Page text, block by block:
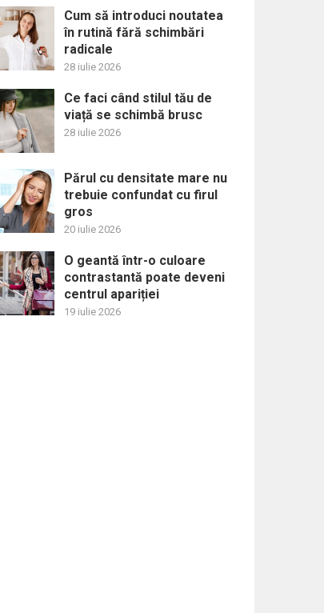
Cum să introduci noutatea
în rutină fără schimbări
radicale
28 iulie 2026
Ce faci când stilul tău de
viață se schimbă brusc
28 iulie 2026
Părul cu densitate mare nu
trebuie confundat cu firul
gros
20 iulie 2026
O geantă într-o culoare
contrastantă poate deveni
centrul apariției
19 iulie 2026